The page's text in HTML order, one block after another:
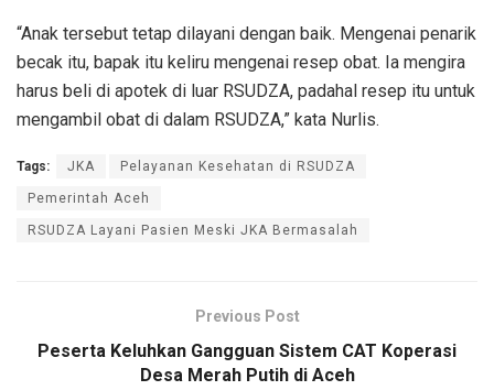
“Anak tersebut tetap dilayani dengan baik. Mengenai penarik
becak itu, bapak itu keliru mengenai resep obat. Ia mengira
harus beli di apotek di luar RSUDZA, padahal resep itu untuk
mengambil obat di dalam RSUDZA,” kata Nurlis.
Tags: JKA Pelayanan Kesehatan di RSUDZA
Pemerintah Aceh
RSUDZA Layani Pasien Meski JKA Bermasalah
Previous Post
Peserta Keluhkan Gangguan Sistem CAT Koperasi
Desa Merah Putih di Aceh